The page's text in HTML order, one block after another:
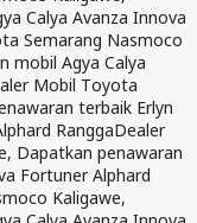
Calya Avanza Innova
Semarang Nasmoco
mobil Agya Calya
Mobil Toyota
terbaik Erlyn
RanggaDealer
Dapatkan penawaran
Fortuner Alphard
Kaligawe,